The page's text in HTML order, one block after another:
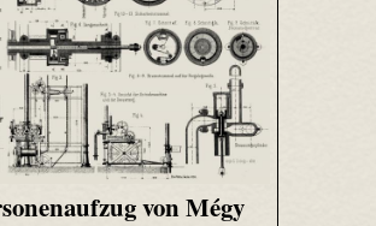
von Mégy